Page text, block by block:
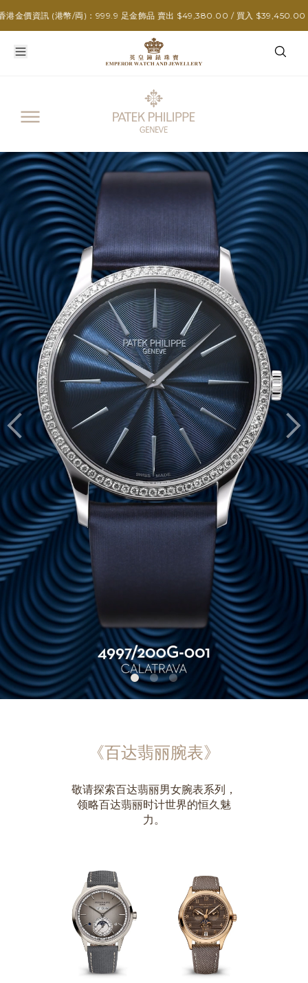
價資訊 (港幣/両)：999.9 足金飾品 賣出 $49,380.00 / 買入 $39,450.00